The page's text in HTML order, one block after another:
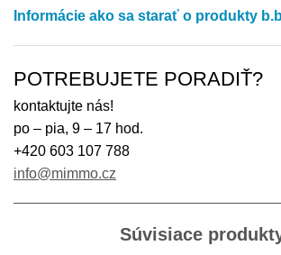
Informácie ako sa starať o produkty
POTREBUJETE PORADIŤ?
kontaktujte nás!
po – pia, 9 – 17 hod.
+420 603 107 788
info@mimmo.cz
Súvisiace